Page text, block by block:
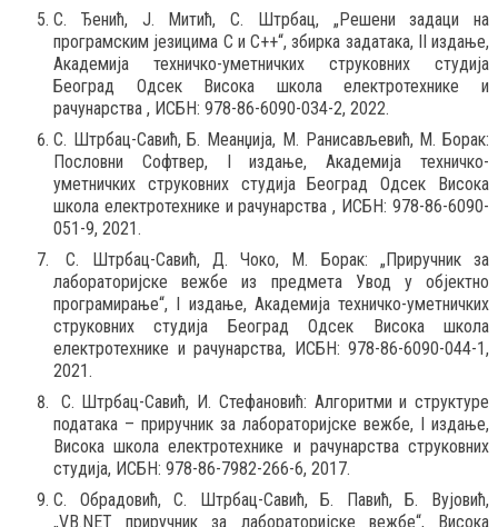
С. Ђенић, Ј. Митић, С. Штрбац, „Решени задаци на
програмским језицима C и С++“, збирка задатака, II издање,
Академија техничко-уметничких струковних студија
Београд Одсек Висока школа електротехнике и
рачунарства , ИСБН: 978-86-6090-034-2, 2022.
С. Штрбац-Савић, Б. Меанџија, М. Ранисављевић, М. Борак:
Пословни Софтвер, I издање, Академија техничко-
уметничких струковних студија Београд Одсек Висока
школа електротехнике и рачунарства , ИСБН: 978-86-6090-
051-9, 2021.
С. Штрбац-Савић, Д. Чоко, М. Борак: „Приручник за
лабораторијске вежбе из предмета Увод у објектно
програмирање“, I издање, Академија техничко-уметничких
струковних студија Београд Одсек Висока школа
електротехнике и рачунарства, ИСБН: 978-86-6090-044-1,
2021.
С. Штрбац-Савић, И. Стефановић: Алгоритми и структуре
података – приручник за лабораторијске вежбе, I издање,
Висока школа електротехнике и рачунарства струковних
студија, ИСБН: 978-86-7982-266-6, 2017.
С. Обрадовић, С. Штрбац-Савић, Б. Павић, Б. Вујовић,
„VB.NET приручник за лабораторијске вежбе“, Висока